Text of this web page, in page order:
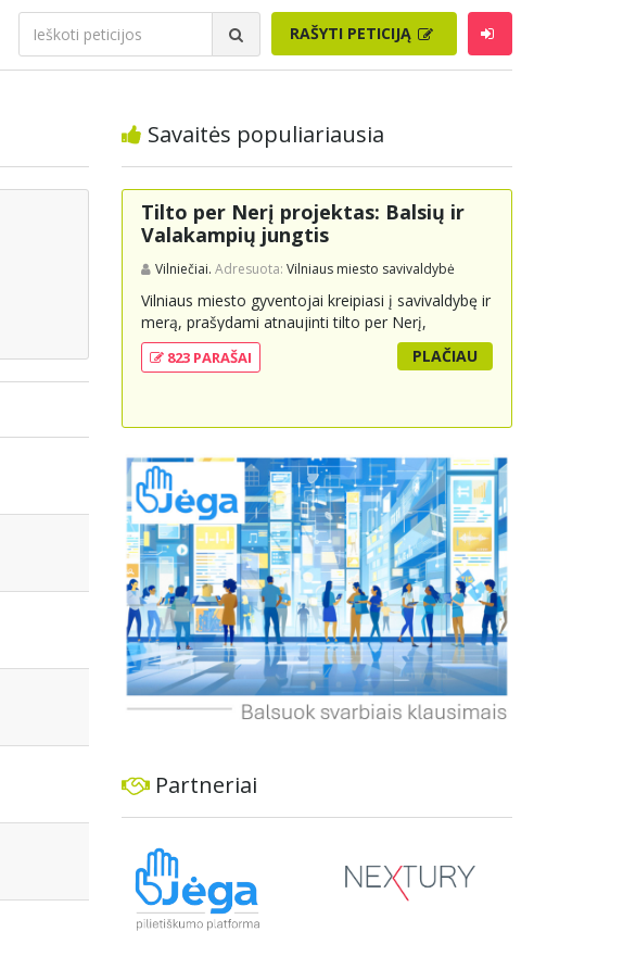
RAŠYTI PETICIJĄ
Savaitės populiariausia
Tilto per Nerį projektas: Balsių ir
Valakampių jungtis
Vilniečiai. Adresuota: Vilniaus miesto savivaldybė
Vilniaus miesto gyventojai kreipiasi į savivaldybę ir
merą, prašydami atnaujinti tilto per Nerį,
jungiančio Balsių ir Valakampių kryptis, projektą ir
įtraukti jį į miesto strateginius susisiekimo planus.
plėtrą bei darnų judumą, suteikdamas daugiau
susisiekimo galimybių tiek automobiliams, tiek
viešajam transportui, pėstiesiems ir
dviratininkams. Gyventojai ragina atlikti techninę,
ekonominę ir transporto analizę, organizuoti
viešas konsultacijas ir integruoti projektą į
ilgalaikius miesto planus, siekiant užtikrinti
transporto sistemos patikimumą ir prisitaikymą
prie sparčiai augančio miesto poreikių.
823 PARAŠAI PLAČIAU
Partneriai